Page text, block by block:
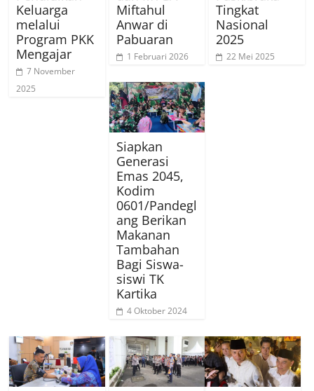
Keluarga
melalui
Program PKK
Mengajar
7 November
2025
Miftahul
Anwar di
Pabuaran
1 Februari 2026
Tingkat
Nasional
2025
22 Mei 2025
Siapkan
Generasi
Emas 2045,
Kodim
0601/Pandegl
ang Berikan
Makanan
Tambahan
Bagi Siswa-
siswi TK
Kartika
4 Oktober 2024